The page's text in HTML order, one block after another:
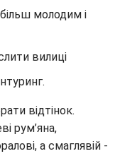
молодим і
вилиці
відтінок.
рум’яна,
а смаглявій -